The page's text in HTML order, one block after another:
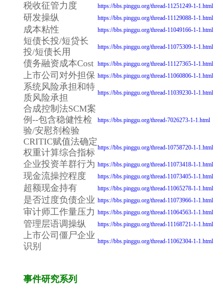
税收征管力度 https://bbs.pinggu.org/thread-11251249-1-1.html
研发操纵 https://bbs.pinggu.org/thread-11129088-1-1.html
成本粘性 https://bbs.pinggu.org/thread-11049166-1-1.html
短债长投/短贷长
投/短债长用
https://bbs.pinggu.org/thread-11075309-1-1.html
债务融资成本Cost https://bbs.pinggu.org/thread-11127365-1-1.html
上市公司对外担保 https://bbs.pinggu.org/thread-11060806-1-1.html
系统风险承担和特
质风险承担
https://bbs.pinggu.org/thread-11039230-1-1.html
合成控制法SCM案
例--包含稳健性检
验/安慰剂检验
https://bbs.pinggu.org/thread-7026273-1-1.html
CRITIC赋值法确定
权重计算综合指标 https://bbs.pinggu.org/thread-10758720-1-1.html
企业投资羊群行为 https://bbs.pinggu.org/thread-11073418-1-1.html
现金流操控程度 https://bbs.pinggu.org/thread-11073405-1-1.html
超额现金持有 https://bbs.pinggu.org/thread-11065278-1-1.html
是否过度负债企业 https://bbs.pinggu.org/thread-11073966-1-1.html
审计师工作量压力 https://bbs.pinggu.org/thread-11064563-1-1.html
管理层语调操纵 https://bbs.pinggu.org/thread-11168721-1-1.html
上市公司僵尸企业
识别
https://bbs.pinggu.org/thread-11062304-1-1.html
事件研究系列